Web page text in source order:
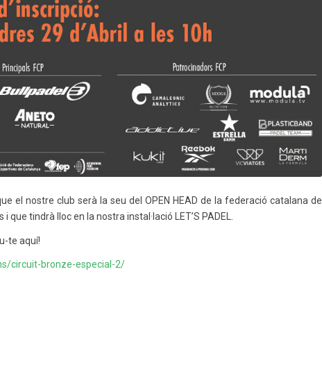
el nostre club serà la seu del OPEN HEAD de la federació catalana de
que tindrà lloc en la nostra instal·lació LET’S PADEL.
te aquí!
circuit-bronze-especial-2/